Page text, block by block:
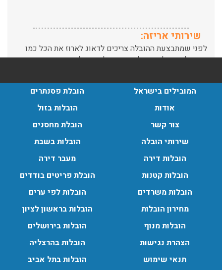
שצריך! פורטל המובילים בישראל מציע לכם שירותי אריזה
ברמה הגבוהה ביותר, לקבלת הצעת מחיר כנסו עכשיו
עודכן לאחרונה: 31/05/2026, 15:42
הובלות בתל אביב:
הובלות מנוף בגבעת שמואל:
שירותי הובלה עם מנוף בגבעת שמואל לכל סוגי ההובלות
החל מהובלת תכולת דירה שלמה עם מנוף ועד פריט בודד.
עודכן לאחרונה: 24/02/2026, 10:42
הובלות מנוף בפרדס חנה:
העברת פריטים כבדים עם מנוף בפרדס חנה ואפשרות הובלת
תכולת דירה שלמה עם מנוף.
המובילים בישראל
אודות
צור קשר
שירותי הובלה
הובלות דירה
הובלות קטנות
הובלות משרדים
מחירון הובלות
הובלות מנוף
הצהרת נגישות
תנאי שימוש
הובלת פסנתרים
הובלות בזול
הובלת מחסנים
הובלות בשבת
מעבר דירה
הובלת פריטים בודדים
הובלות לפי ערים
הובלות בראשון לציון
הובלות בירושלים
הובלות בהרצליה
הובלות בתל אביב